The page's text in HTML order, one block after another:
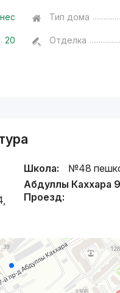
Тип дома
20 Отделка
Школа:
№48
Абдуллы Каххара
Проезд: